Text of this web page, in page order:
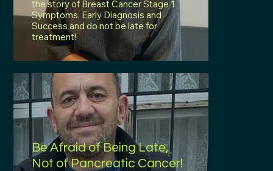
the story of Breast Cancer Stage 1
Symptoms, Early Diagnosis and
Success and do not be late for
treatment!
Be Afraid of Being Late,
Not of Pancreatic Cancer!